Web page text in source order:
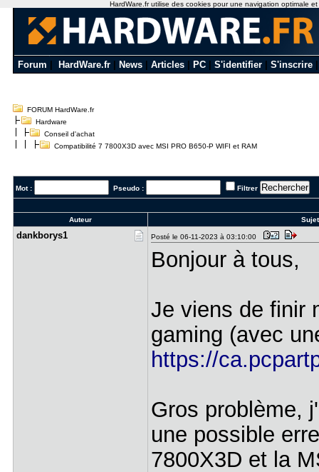
Forum HardWare.fr News Articles PC S'identifier S'inscrire
FORUM HardWare.fr
Hardware
Conseil d'achat
Compatibilité 7 7800X3D avec MSI PRO B650-P WIFI et RAM
Mot : Pseudo : Filtrer
Auteur
dankborys1 Posté le 06-11-2023 à 03:10:00
Bonjour à tous,
Je viens de finir
gaming (avec
https://
Gros problème,
une possible
7800X3D et la
HardWare.fr utilise des cookies pour une navigation optimale